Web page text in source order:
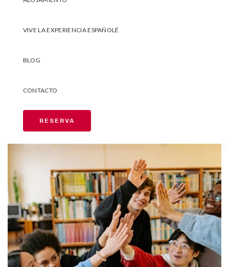
VIVE LA EXPERIENCIA ESPAÑOLÉ
BLOG
CONTACTO
RESERVA